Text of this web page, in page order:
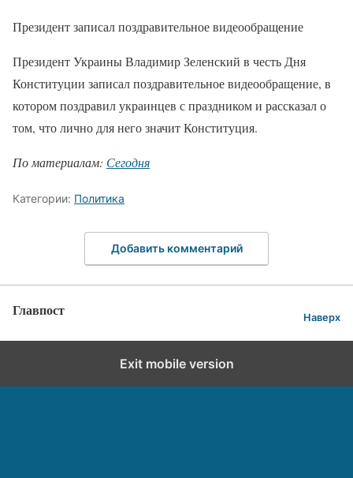
Президент записал поздравительное видеообращение
Президент Украины Владимир Зеленский в честь Дня
Конституции записал поздравительное видеообращение, в
котором поздравил украинцев с праздником и рассказал о
том, что лично для него значит Конституция.
По материалам: Сегодня
Категории: Политика
Добавить комментарий
Главпост Наверх
Exit mobile version